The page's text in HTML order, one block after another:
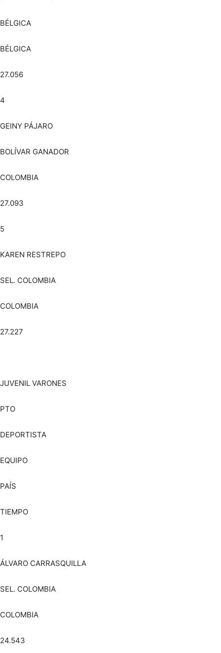
BÉLGICA
BÉLGICA
27.056
4
GEINY PÁJARO
BOLÍVAR GANADOR
COLOMBIA
27.093
5
KAREN RESTREPO
SEL. COLOMBIA
COLOMBIA
27.227
JUVENIL VARONES
PTO
DEPORTISTA
EQUIPO
PAÍS
TIEMPO
1
ÁLVARO CARRASQUILLA
SEL. COLOMBIA
COLOMBIA
24.543